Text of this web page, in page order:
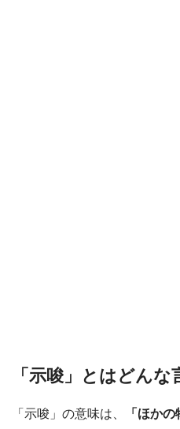
「示唆」とはどんな
「示唆」の意味は、
「ほか